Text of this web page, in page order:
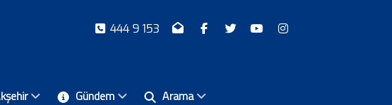
444 9 153
Gündem Arama